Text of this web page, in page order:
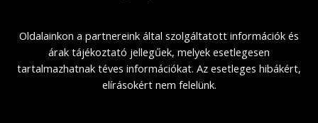
Oldalainkon a partnereink által szolgáltatott információk és
árak tájékoztató jellegűek, melyek esetlegesen
tartalmazhatnak téves információkat. Az esetleges hibákért,
elírásokért nem felelünk.